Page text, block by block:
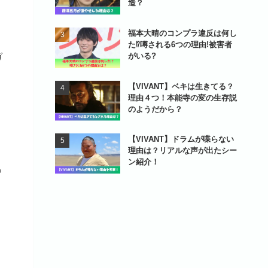
造？
福本大晴のコンプラ違反は何し
た⁉噂される6つの理由!被害者
がいる?
【VIVANT】ベキは生きてる？
理由４つ！本能寺の変の生存説
のようだから？
【VIVANT】ドラムが喋らない
理由は？リアルな声が出たシー
ン紹介！